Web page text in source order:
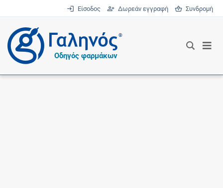
Είσοδος Δωρεάν εγγραφή Συνδρομή
®
Οδηγός φαρμάκων